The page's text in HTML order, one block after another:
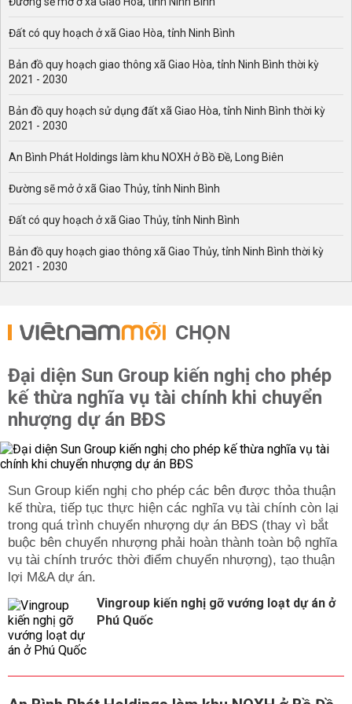
Đất có quy hoạch ở xã Giao Hòa, tỉnh Ninh Bình
Bản đồ quy hoạch giao thông xã Giao Hòa, tỉnh Ninh Bình thời kỳ
2021 - 2030
Bản đồ quy hoạch sử dụng đất xã Giao Hòa, tỉnh Ninh Bình thời kỳ
2021 - 2030
An Bình Phát Holdings làm khu NOXH ở Bồ Đề, Long Biên
Đường sẽ mở ở xã Giao Thủy, tỉnh Ninh Bình
Đất có quy hoạch ở xã Giao Thủy, tỉnh Ninh Bình
Bản đồ quy hoạch giao thông xã Giao Thủy, tỉnh Ninh Bình thời kỳ
2021 - 2030
CHỌN
Đại diện Sun Group kiến nghị cho phép
kế thừa nghĩa vụ tài chính khi chuyển
nhượng dự án BĐS
Sun Group kiến nghị cho phép các bên được thỏa thuận
kế thừa, tiếp tục thực hiện các nghĩa vụ tài chính còn lại
trong quá trình chuyển nhượng dự án BĐS (thay vì bắt
buộc bên chuyển nhượng phải hoàn thành toàn bộ nghĩa
vụ tài chính trước thời điểm chuyển nhượng), tạo thuận
lợi M&A dự án.
Vingroup kiến nghị gỡ vướng loạt dự án ở
Phú Quốc